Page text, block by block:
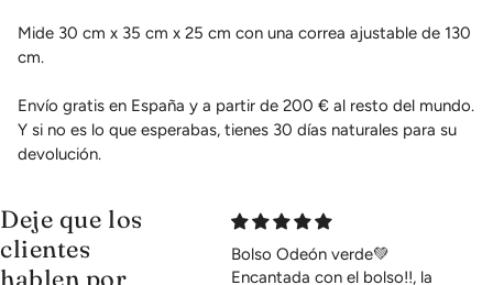
Mide 30 cm x 35 cm x 25 cm con una correa ajustable de 130
cm.
Envío gratis en España y a partir de 200 € al resto del mundo.
Y si no es lo que esperabas, tienes 30 días naturales para su
devolución.
Deje que los
clientes
hablen por
Bolso Odeón verde💚
Encantada con el bolso!!, la